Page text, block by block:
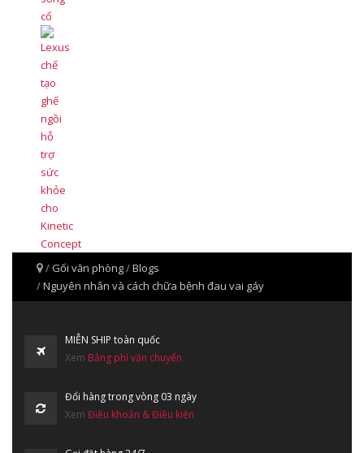
Gối văn phòng
Blogs
Nguyên nhân và cách chữa bệnh đau vai gáy
MIỄN SHIP toàn quốc
Xem Bảng phí vận chuyển
Đổi hàng trong vòng 03 ngày
Xem Điều khoản & Điều kiện